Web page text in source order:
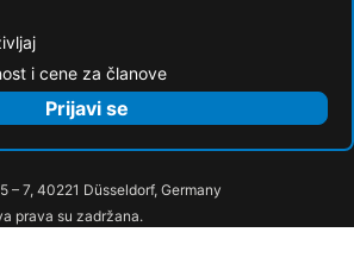
i cene za članove
Prijavi se
– 7, 40221 Düsseldorf, Germany
prava su zadržana.